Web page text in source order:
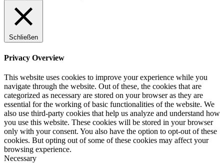
Schließen
Privacy Overview
This website uses cookies to improve your experience while you
navigate through the website. Out of these, the cookies that are
categorized as necessary are stored on your browser as they are
essential for the working of basic functionalities of the website. We
also use third-party cookies that help us analyze and understand how
you use this website. These cookies will be stored in your browser
only with your consent. You also have the option to opt-out of these
cookies. But opting out of some of these cookies may affect your
browsing experience.
Necessary